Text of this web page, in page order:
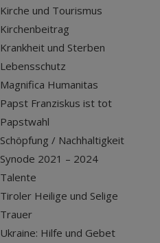
Kirche und Tourismus
Kirchenbeitrag
Krankheit und Sterben
Lebensschutz
Magnifica Humanitas
Papst Franziskus ist tot
Papstwahl
Schöpfung / Nachhaltigkeit
Synode 2021 – 2024
Talente
Tiroler Heilige und Selige
Trauer
Ukraine: Hilfe und Gebet